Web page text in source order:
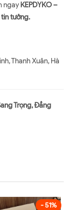
ngayKEPDYKO –
tưởng.
Thanh Xuân, Hà
Trọng, Đẳng
- 51%